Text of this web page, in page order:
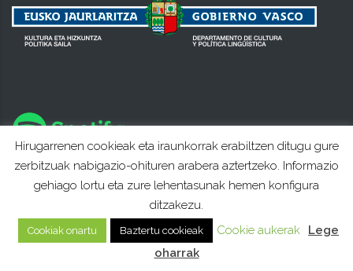
Hirugarrenen cookieak eta iraunkorrak erabiltzen ditugu gure
zerbitzuak nabigazio-ohituren arabera aztertzeko. Informazio
gehiago lortu eta zure lehentasunak hemen konfigura
ditzakezu.
Cookiak onartu Baztertu cookieak Cookie aukerak
Lege
oharrak